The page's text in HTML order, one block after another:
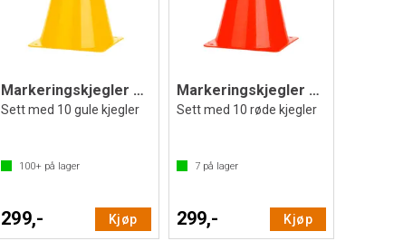
Markeringskjegler 10 stk | 23 cm
Sett med 10 gule kjegler
100+ på lager
299,- Kjøp
Markeringskjegler 10 stk | 23 cm
Sett med 10 røde kjegler
7på lager
299,- Kjøp